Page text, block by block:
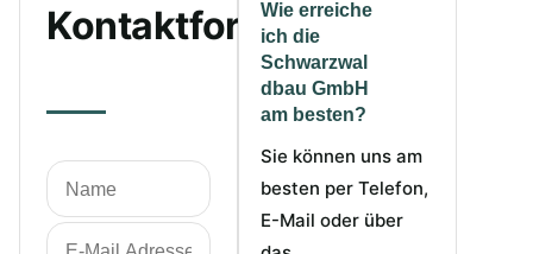
Kontaktformular
Wie erreiche
ich die
Schwarzwal
dbau GmbH
am besten?
Sie können uns am
besten per Telefon,
E-Mail oder über